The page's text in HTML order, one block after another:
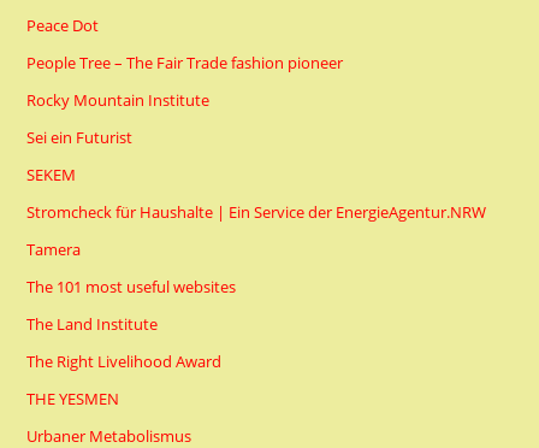
Peace Dot
People Tree – The Fair Trade fashion pioneer
Rocky Mountain Institute
Sei ein Futurist
SEKEM
Stromcheck für Haushalte | Ein Service der EnergieAgentur.NRW
Tamera
The 101 most useful websites
The Land Institute
The Right Livelihood Award
THE YESMEN
Urbaner Metabolismus